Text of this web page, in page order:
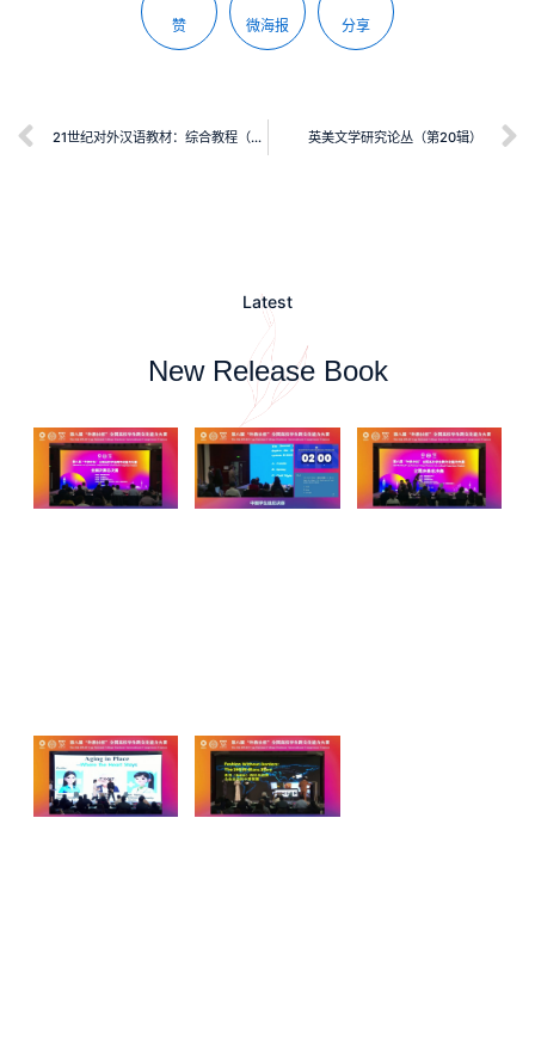
赞 微海报 分享
21世纪对外汉语教材：综合教程（6） 英美文学研究论丛（第20辑）
Latest
New Release Book